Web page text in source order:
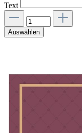
Text
Auswählen